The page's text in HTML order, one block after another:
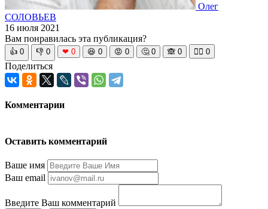
Олег
СОЛОВЬЕВ
16 июля 2021
Вам понравилась эта публикация?
👍 0 👎 0 ❤ 0 😆 0 😡 0 🤔 0 🙈 0 🧘‍♀️ 0
Поделиться
Комментарии
Оставить комментарий
Ваше имя
Ваш email
Введите Ваш комментарий